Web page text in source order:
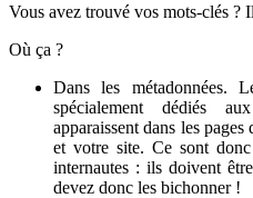
Vous avez trouvé vos mots-clés ?
Où ça ?
Dans les métadonnées.
spécialement dédiés
apparaissent dans les
et votre site. Ce sont
internautes : ils doivent
devez donc les bichonner !